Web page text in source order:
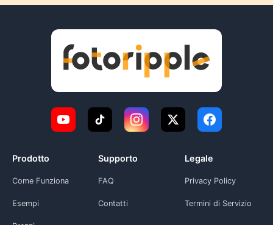
Prodotto
Come Funziona
Esempi
Supporto
FAQ
Contatti
Legale
Privacy Policy
Termini di Servizio